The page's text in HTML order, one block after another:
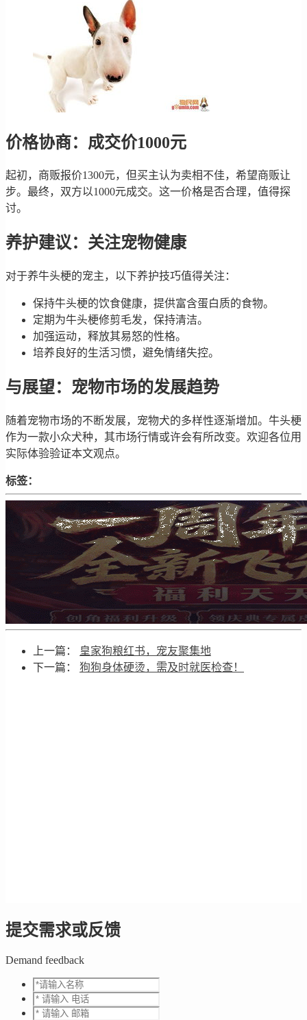
价格协商：成交价1000元
起初，商贩报价1300元，但买主认为卖相不佳，希望商贩让
步。最终，双方以1000元成交。这一价格是否合理，值得探
讨。
养护建议：关注宠物健康
对于养牛头梗的宠主，以下养护技巧值得关注：
保持牛头梗的饮食健康，提供富含蛋白质的食物。
定期为牛头梗修剪毛发，保持清洁。
加强运动，释放其易怒的性格。
培养良好的生活习惯，避免情绪失控。
与展望：宠物市场的发展趋势
随着宠物市场的不断发展，宠物犬的多样性逐渐增加。牛头梗
作为一款小众犬种，其市场行情或许会有所改变。欢迎各位用
实际体验验证本文观点。
标签：
上一篇：
皇家狗粮红书，宠友聚集地
下一篇： 狗狗身体硬烫，需及时就医检查！
提交需求或反馈
Demand feedback